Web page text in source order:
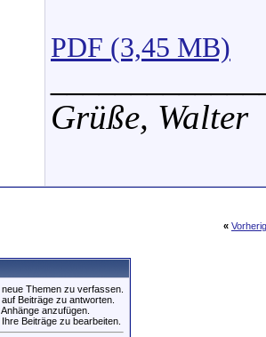
PDF (3,45 MB)
Grüße, Walter
«
, neue Themen zu verfassen.
, auf Beiträge zu antworten.
, Anhänge anzufügen.
, Ihre Beiträge zu bearbeiten.